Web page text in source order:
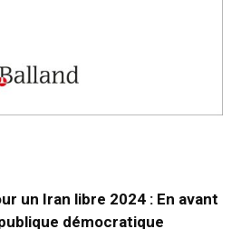
un Iran libre 2024 : En avant
démocratique